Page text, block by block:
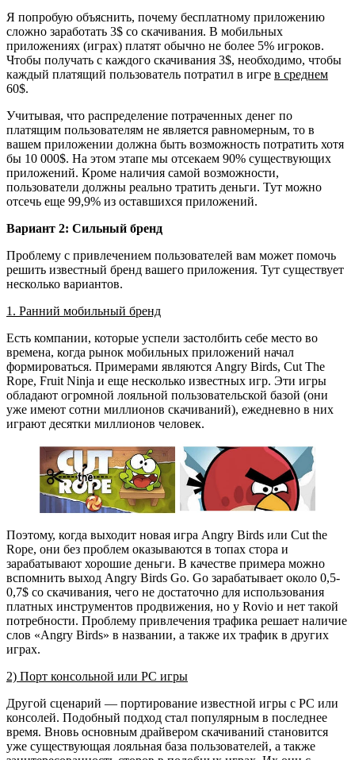
Я попробую объяснить, почему бесплатному приложению
сложно заработать 3$ со скачивания. В мобильных
приложениях (играх) платят обычно не более 5% игроков.
Чтобы получать с каждого скачивания 3$, необходимо, чтобы
каждый платящий пользователь потратил в игре в среднем
60$.
Учитывая, что распределение потраченных денег по
платящим пользователям не является равномерным, то в
вашем приложении должна быть возможность потратить хотя
бы 10 000$. На этом этапе мы отсекаем 90% существующих
приложений. Кроме наличия самой возможности,
пользователи должны реально тратить деньги. Тут можно
отсечь еще 99,9% из оставшихся приложений.
Вариант 2: Сильный бренд
Проблему с привлечением пользователей вам может помочь
решить известный бренд вашего приложения. Тут существует
несколько вариантов.
1. Ранний мобильный бренд
Есть компании, которые успели застолбить себе место во
времена, когда рынок мобильных приложений начал
формироваться. Примерами являются Angry Birds, Cut The
Rope, Fruit Ninja и еще несколько известных игр. Эти игры
обладают огромной лояльной пользовательской базой (они
уже имеют сотни миллионов скачиваний), ежедневно в них
играют десятки миллионов человек.
Поэтому, когда выходит новая игра Angry Birds или Cut the
Rope, они без проблем оказываются в топах стора и
зарабатывают хорошие деньги. В качестве примера можно
вспомнить выход Angry Birds Go. Go зарабатывает около 0,5-
0,7$ со скачивания, чего не достаточно для использования
платных инструментов продвижения, но у Rovio и нет такой
потребности. Проблему привлечения трафика решает наличие
слов «Angry Birds» в названии, а также их трафик в других
играх.
2) Порт консольной или PC игры
Другой сценарий — портирование известной игры с PC или
консолей. Подобный подход стал популярным в последнее
время. Вновь основным драйвером скачиваний становится
уже существующая лояльная база пользователей, а также